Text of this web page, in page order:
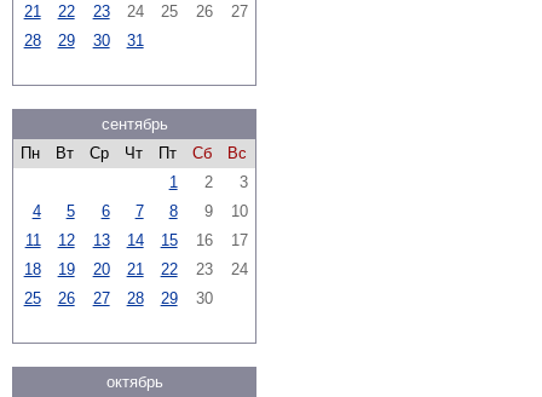
21
22 23 24 25 26
27
28
29 30 31
сентябрь
Пн
Вт Ср Чт Пт Сб
Вс
1
2
3
4
5 6 7 8 9
10
11
12 13 14 15 16
17
18
19 20 21 22 23
24
25
26 27 28 29 30
октябрь